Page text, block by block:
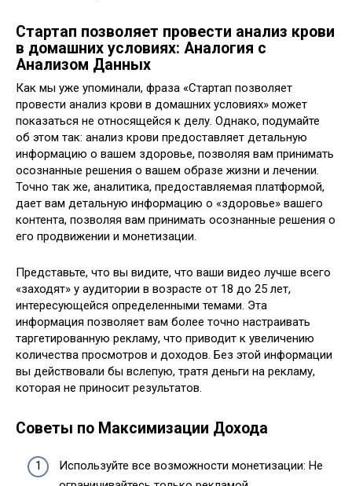
Стартап позволяет провести анализ крови
в домашних условиях: Аналогия с
Анализом Данных
Как мы уже упоминали, фраза «Стартап позволяет
провести анализ крови в домашних условиях» может
показаться не относящейся к делу. Однако, подумайте
об этом так: анализ крови предоставляет детальную
информацию о вашем здоровье, позволяя вам принимать
осознанные решения о вашем образе жизни и лечении.
Точно так же, аналитика, предоставляемая платформой,
дает вам детальную информацию о «здоровье» вашего
контента, позволяя вам принимать осознанные решения о
его продвижении и монетизации.
Представьте, что вы видите, что ваши видео лучше всего
«заходят» у аудитории в возрасте от 18 до 25 лет,
интересующейся определенными темами. Эта
информация позволяет вам более точно настраивать
таргетированную рекламу, что приводит к увеличению
количества просмотров и доходов. Без этой информации
вы действовали бы вслепую, тратя деньги на рекламу,
которая не приносит результатов.
Советы по Максимизации Дохода
Используйте все возможности монетизации: Не